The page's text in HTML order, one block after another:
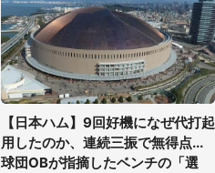
【日本ハム】9回好機になぜ代打起
用したのか、連続三振で無得点...
球団OBが指摘したベンチの「選